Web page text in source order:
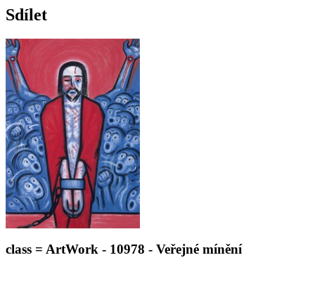
Sdílet
class = ArtWork - 10978 - Veřejné mínění